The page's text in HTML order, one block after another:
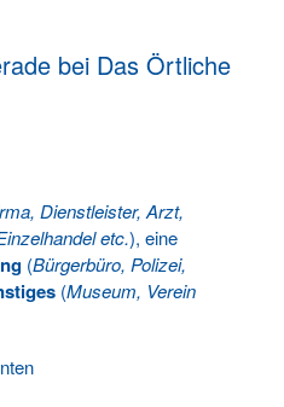
bei Das Örtliche
Dienstleister, Arzt,
etc.), eine
(Bürgerbüro, Polizei,
(Museum, Verein